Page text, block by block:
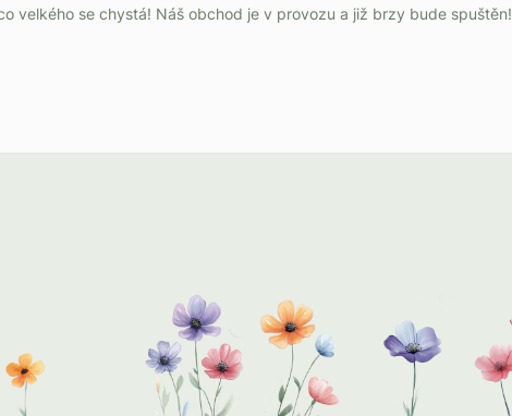
velkého se chystá! Náš obchod je v provozu a již brzy bude spuštěn!